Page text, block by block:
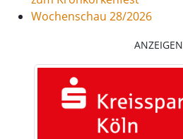
Wochenschau 28/2026
ANZEIGEN